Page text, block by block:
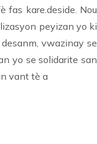
fas kare.deside. Nou
peyizan yo ki
vwazinay se
yo se solidarite san
vant tè a